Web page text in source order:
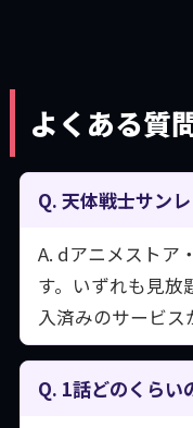
よくある質
Q. 天体戦士サン
A. dアニメストア
す。いずれも見放
入済みのサービス
Q. 1話どのくらい